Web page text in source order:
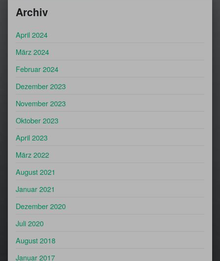
Archiv
April 2024
März 2024
Februar 2024
Dezember 2023
November 2023
Oktober 2023
April 2023
März 2022
August 2021
Januar 2021
Dezember 2020
Juli 2020
August 2018
Januar 2017